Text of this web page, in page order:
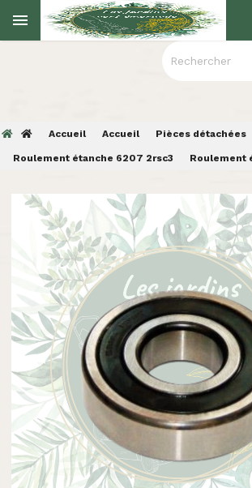
Accueil Accueil Pièces détachées
Roulement étanche 6207 2rsc3 Roulement